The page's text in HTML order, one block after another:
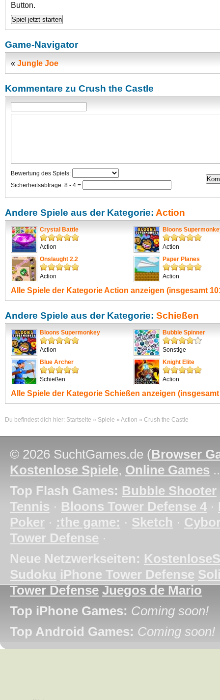
Button.
Game-Navigator
« Jungle Joe
Kommentare zu Crush the Castle
Bewertung des Spiels:
Sicherheitsabfrage: 8 - 4 =
Andere Spiele aus der Kategorie: Action
Crystal Battle
Action
Bloons
Action
Onslaught 2.2
Action
Paper Planes
Action
Alle Spiele der KategorieAction anzeigen (insgesamt
Andere Spiele aus der Kategorie: Schießen
Bloons Supermonkey
Action
Bubble Spinner
Sonstige
Blue Archer
Schießen
Knight Elite
Action
Alle Spiele der Kategorie Schießen anzeigen (insgesamt
Du befindest dich hier: Startseite » Spiele » Action » Crush the Castle
© 2026 SuchtGames.de (Browser
Kostenlose Spiele, Online Games
Top Flash Games: Bubble Shooter
Tennis · Bloons Tower Defense 4 ·
Poker · :the game: · Sketch ·
Tower Defense ·
Neue Netzwerkseiten:
Sudoku iPhone Tower Defense
Tower Defense Juegos de Mario
Top iPhone Games: Coming soon!
Top Android Games: Coming soon!